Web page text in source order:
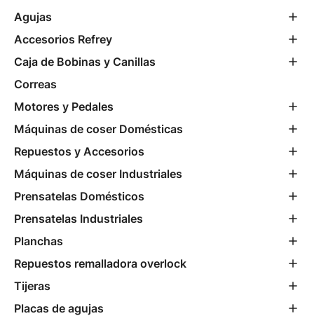
Agujas
Accesorios Refrey
Caja de Bobinas y Canillas
Correas
Motores y Pedales
Máquinas de coser Domésticas
Repuestos y Accesorios
Máquinas de coser Industriales
Prensatelas Domésticos
Prensatelas Industriales
Planchas
Repuestos remalladora overlock
Tijeras
Placas de agujas